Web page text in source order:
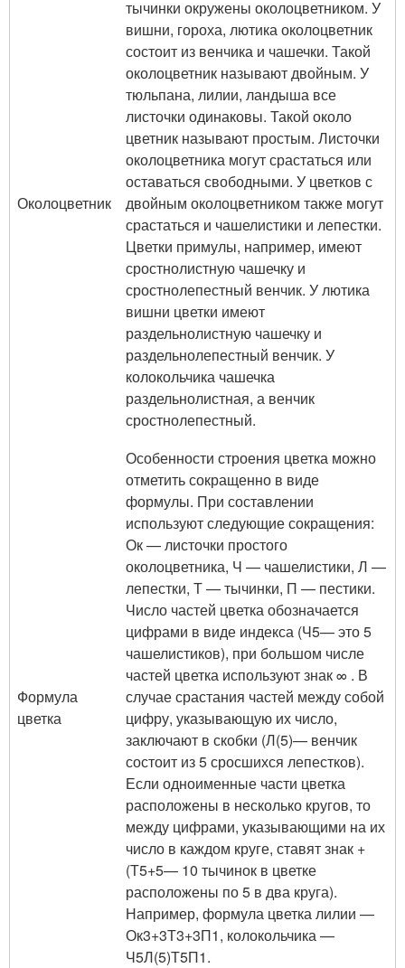
Околоцветник
тычинки окружены околоцветником. У
вишни, гороха, лютика околоцветник
состоит из венчика и чашечки. Такой
околоцветник называют двойным. У
тюльпана, лилии, ландыша все
листочки одинаковы. Такой около
цветник называют простым. Листочки
околоцветника могут срастаться или
оставаться свободными. У цветков с
двойным околоцветником также могут
срастаться и чашелистики и лепестки.
Цветки примулы, например, имеют
сростнолистную чашечку и
сростнолепестный венчик. У лютика
вишни цветки имеют
раздельнолистную чашечку и
раздельнолепестный венчик. У
колокольчика чашечка
раздельнолистная, а венчик
сростнолепестный.
Формула
цветка
Особенности строения цветка можно
отметить сокращенно в виде
формулы. При составлении
используют следующие сокращения:
Ок — листочки простого
околоцветника, Ч — чашелистики, Л —
лепестки, Т — тычинки, П — пестики.
Число частей цветка обозначается
цифрами в виде индекса (Ч5— это 5
чашелистиков), при большом числе
частей цветка используют знак ∞ . В
случае срастания частей между собой
цифру, указывающую их число,
заключают в скобки (Л(5)— венчик
состоит из 5 сросшихся лепестков).
Если одноименные части цветка
расположены в несколько кругов, то
между цифрами, указывающими на их
число в каждом круге, ставят знак +
(Т5+5— 10 тычинок в цветке
расположены по 5 в два круга).
Например, формула цветка лилии —
Ок3+3Т3+3П1, колокольчика —
Ч5Л(5)Т5П1.